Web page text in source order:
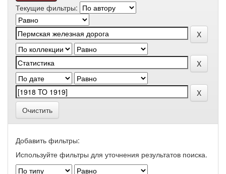
Текущие фильтры:
Очистить
Добавить фильтры:
Используйте фильтры для уточнения результатов поиска.